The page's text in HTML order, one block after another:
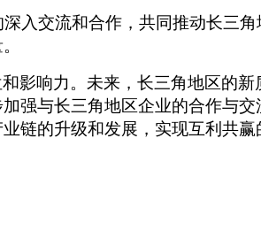
入交流和合作，共同推动长三角
影响力。未来，长三角地区的新
强与长三角地区企业的合作与
链的升级和发展，实现互利共赢